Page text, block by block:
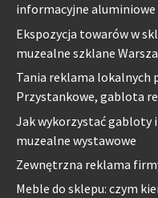
informacyjne aluminiowe
Ekspozycja towarów w
muzealne szklane
Tania reklama lokalnych
Przystankowe, gablota
Jak wykorzystać gabloty
muzealne wystawowe
Zewnętrzna reklama
Meble do sklepu: czym